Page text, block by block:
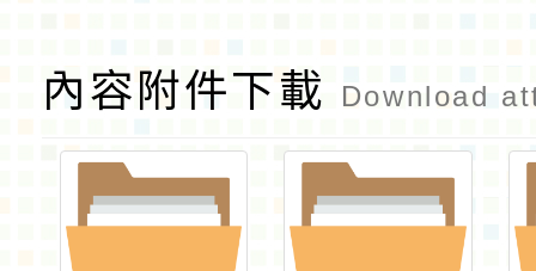
內容附件下載 Download